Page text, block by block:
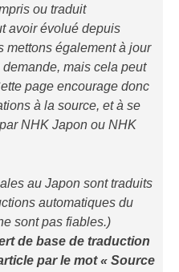
ou traduit
avoir évolué depuis
mettons également à jour
mais cela peut
page encourage donc
à la source, et à se
NHK Japon ou NHK
au Japon sont traduits
automatiques du
sont pas fiables.)
de base de traduction
par le mot « Source